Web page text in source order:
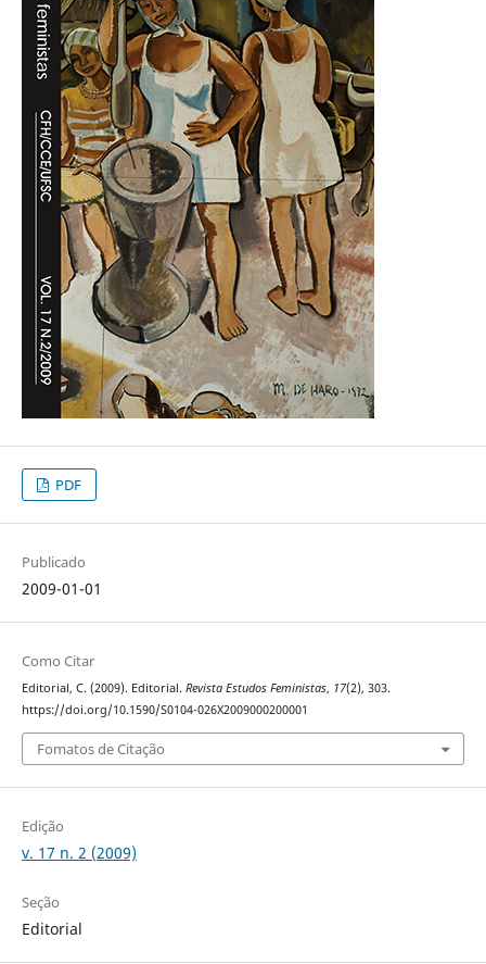
PDF
Publicado
2009-01-01
Como Citar
Editorial, C. (2009). Editorial. Revista Estudos Feministas, 17(2), 303.
https://doi.org/10.1590/S0104-026X2009000200001
Fomatos de Citação
Edição
v. 17 n. 2 (2009)
Seção
Editorial